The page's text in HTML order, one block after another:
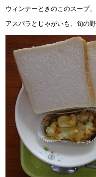
平成27年度 学校の教育活
平成２８年度学校見学会
2016年5月 9日 18:23
避難訓練
2016年3月 1日 18:22
第30回公開研究会へのご
2016年2月27日 11:25
小学部 進路ガイダンス
2016年2月 2日 08:58
中学部 進路ガイダンス
2016年2月 1日 17:37
ウィンナーときのこのスープ
アスパラとじゃがいも、旬の